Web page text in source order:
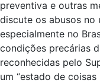
preventiva e outras
discute os abusos no
especialmente no
condições precárias
reconhecidas pelo
um “estado de coisas